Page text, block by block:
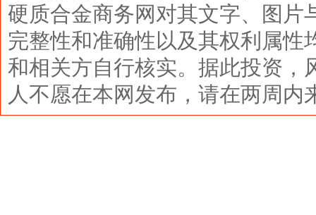
硬质合金商务网对其文字、图片
完整性和准确性以及其权利属
和相关方自行核实。据此投资，
人不愿在本网发布，请在两周内